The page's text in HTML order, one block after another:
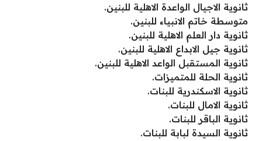
ثانوية الاجيال الواعدة الاهلية للبنين.
متوسطة خاتم الانبياء للبنين.
ثانوية دار العلم الاهلية للبنين.
ثانوية جيل الابداع الاهلية للبنين.
ثانوية المستقبل الواعد الاهلية للبنين.
ثانوية الحلة للمتميزات.
ثانوية الاسكندرية للبنات.
ثانوية الامال للبنات.
ثانوية الباقر للبنات.
ثانوية السيدة لبابة للبنات.